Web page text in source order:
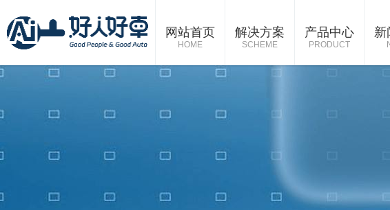
网站首页
HOME
解决方案
SCHEME
产品中心
PRODUCT